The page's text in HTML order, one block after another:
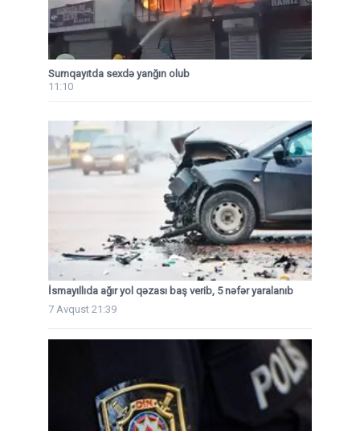
Sumqayıtda sexdə yanğın olub
11:10
İsmayıllıda ağır yol qəzası baş verib, 5 nəfər yaralanıb
7 Avqust 21:39